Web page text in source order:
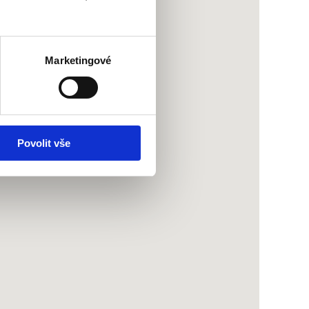
Marketingové
Povolit vše